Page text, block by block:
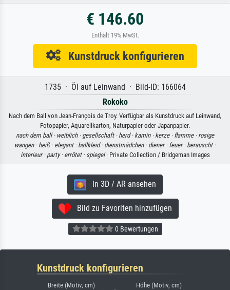
€ 146.60
Enthält 19% MwSt.
Kunstdruck konfigurieren
1735 · Öl auf Leinwand · Bild-ID: 166064
Rokoko
Nach dem Ball von Jean-François de Troy. Verfügbar als Kunstdruck auf Leinwand,
Fotopapier, Aquarellkarton, Naturpapier oder Japanpapier.
nach dem ball · weiblich · gesellschaft · herd · kamin · kerze · flamme · rosige
wangen · heiß · elegant · ballkleid · dienstmädchen · diener · feuer · berauscht ·
interieur · party · errötet · spiegel· Private Collection / Bridgeman Images
In 3D / AR ansehen
Bild zu Favoriten hinzufügen
0 Bewertungen
Kunstdruck konfigurieren
Breite (Motiv, cm) Höhe (Motiv, cm)